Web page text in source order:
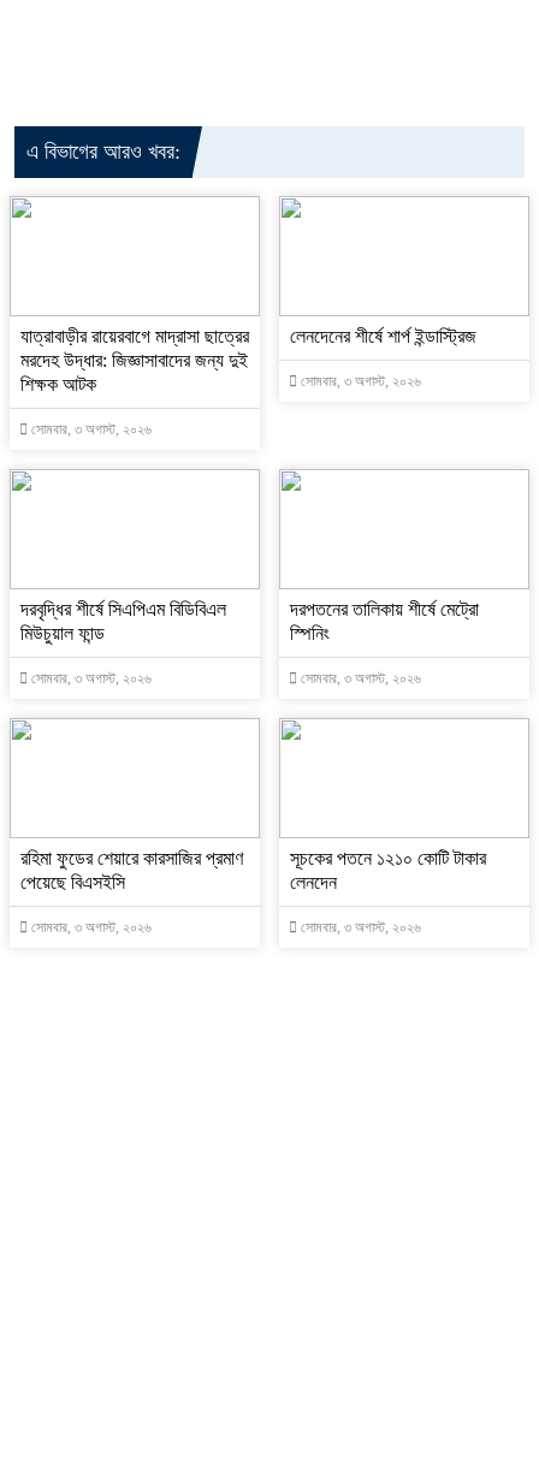
এ বিভাগের আরও খবর:
যাত্রাবাড়ীর রায়েরবাগে মাদ্রাসা ছাত্রের
মরদেহ উদ্ধার: জিজ্ঞাসাবাদের জন্য দুই
শিক্ষক আটক
সোমবার, ৩ অগাস্ট, ২০২৬
লেনদেনের শীর্ষে শার্প ইন্ডাস্ট্রিজ
সোমবার, ৩ অগাস্ট, ২০২৬
দরবৃদ্ধির শীর্ষে সিএপিএম বিডিবিএল
মিউচুয়াল ফান্ড
সোমবার, ৩ অগাস্ট, ২০২৬
দরপতনের তালিকায় শীর্ষে মেট্রো
স্পিনিং
সোমবার, ৩ অগাস্ট, ২০২৬
রহিমা ফুডের শেয়ারে কারসাজির প্রমাণ
পেয়েছে বিএসইসি
সোমবার, ৩ অগাস্ট, ২০২৬
সূচকের পতনে ১২১০ কোটি টাকার
লেনদেন
সোমবার, ৩ অগাস্ট, ২০২৬